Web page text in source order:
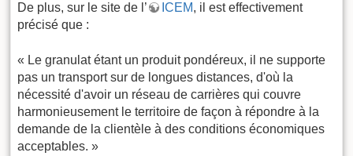
De plus, sur le site de l’ ICEM, il est effectivement
précisé que :
« Le granulat étant un produit pondéreux, il ne supporte
pas un transport sur de longues distances, d'où la
nécessité d'avoir un réseau de carrières qui couvre
harmonieusement le territoire de façon à répondre à la
demande de la clientèle à des conditions économiques
acceptables. »